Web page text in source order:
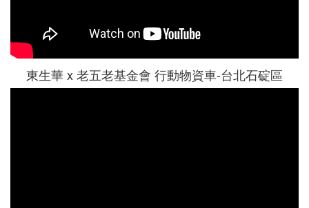
東生華 x 老五老基金會 行動物資車-台北石碇區